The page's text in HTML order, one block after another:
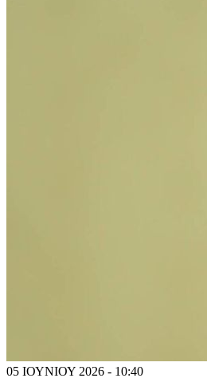
05 ΙΟΥΝΙΟΥ 2026 - 10:40